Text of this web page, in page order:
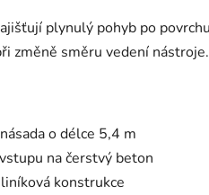
plynulý pohyb po
změně směru vedení nástroje.
o délce 5,4 m
na čerstvý beton
konstrukce